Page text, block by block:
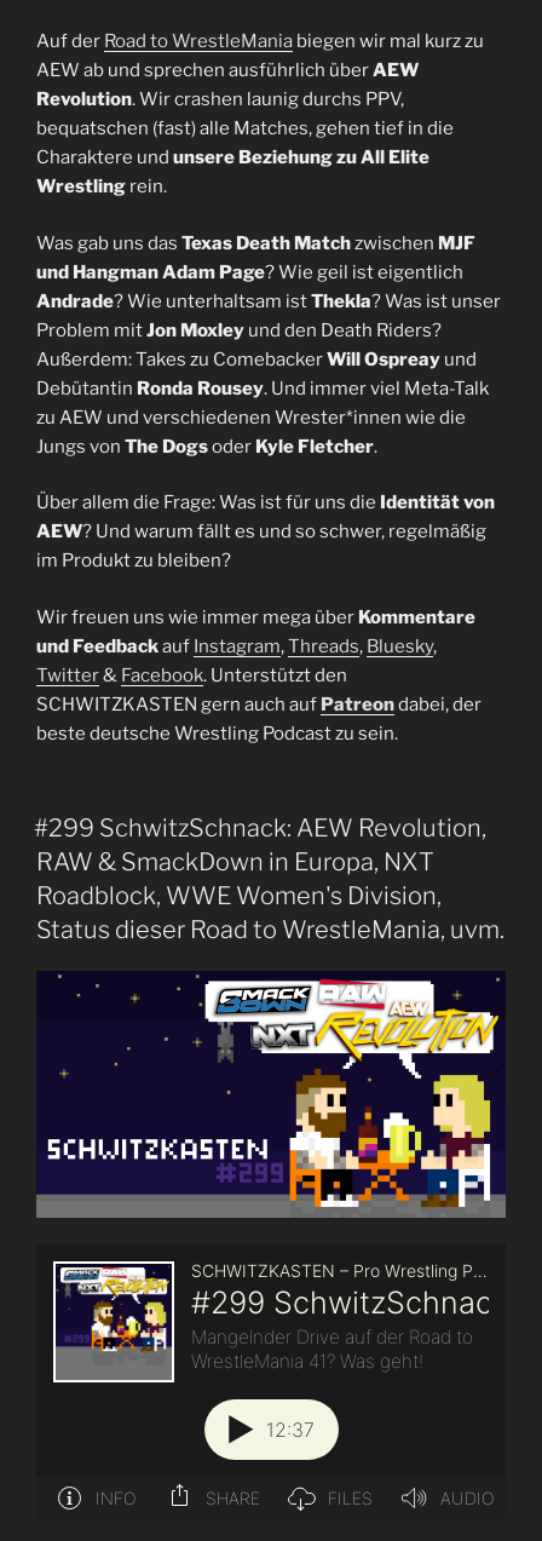
Auf der Road to WrestleMania biegen wir mal kurz zu
AEW ab und sprechen ausführlich überAEW
Revolution. Wir crashen launig durchs PPV,
bequatschen (fast) alle Matches, gehen tief in die
Charaktere und unsere Beziehung zu All Elite
Wrestling rein.
Was gab uns das Texas Death Matchzwischen MJF
und Hangman Adam Page? Wie geil ist eigentlich
Andrade? Wie unterhaltsam istThekla? Was ist unser
Problem mitJon Moxley und den Death Riders?
Außerdem: Takes zu ComebackerWill Ospreay und
Debütantin Ronda Rousey. Und immer viel Meta-Talk
zu AEW und verschiedenen Wrester*innen wie die
Jungs von The Dogsoder Kyle Fletcher.
Über allem die Frage: Was ist für uns die Identität von
AEW? Und warum fällt es und so schwer, regelmäßig
im Produkt zu bleiben?
Wir freuen uns wie immer mega über Kommentare
und Feedbackauf Instagram,Threads, Bluesky,
Twitter& Facebook. Unterstützt den
SCHWITZKASTEN gern auch auf Patreondabei, der
beste deutsche Wrestling Podcast zu sein.
#299 SchwitzSchnack: AEW Revolution,
RAW & SmackDown in Europa, NXT
Roadblock, WWE Women's Division,
Status dieser Road to WrestleMania, uvm.